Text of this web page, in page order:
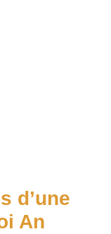
d’une
An